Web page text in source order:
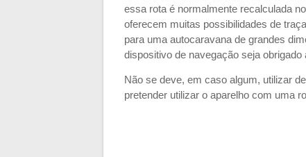
essa rota é normalmente recalculada
oferecem muitas possibilidades de
para uma autocaravana de grandes
dispositivo de navegação seja
Não se deve, em caso algum, utilizar
pretender utilizar o aparelho com uma